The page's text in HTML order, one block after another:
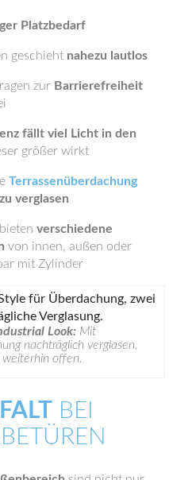
Platzbedarf
geschieht nahezu lautlos
zur Barrierefreiheit
fällt viel Licht in den
größer wirkt
Terrassenüberdachung
verglasen
verschiedene
von innen, außen oder
mit Zylinder
Look: Mit
nachträglich verglasen.
offen.
BEI